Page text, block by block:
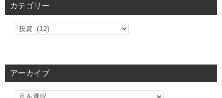
カテゴリー
カ
リ
アーカイブ